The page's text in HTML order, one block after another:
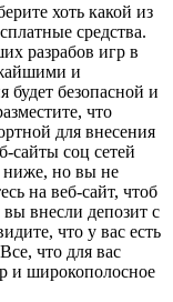
хоть какой из
средства.
разрабов игр в
и
безопасной и
что
для внесения
сайты соц сетей
ниже, но вы не
на веб-сайт, чтоб
внесли депозит с
что у вас есть
что для вас
и широкополосное